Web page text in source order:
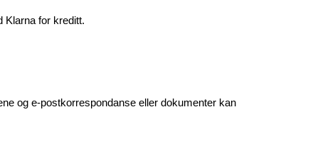
Klarna for kreditt.
og e-postkorrespondanse eller dokumenter kan